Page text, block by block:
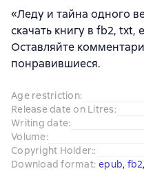
«Леду и тайна одного
скачать книгу в fb2, txt,
Оставляйте
понравившиеся.
Age restriction:
Release date on Litres:
Writing date:
Volume:
Copyright Holder::
Download format: epub, fb2,